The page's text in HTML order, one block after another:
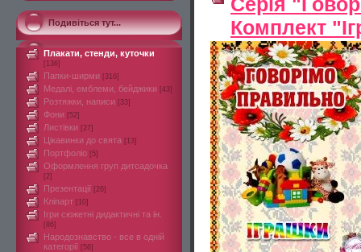
Подивіться тут...
Плакати, стенди, куточки
[136]
Папки-ширми [316]
Медалі, емблеми, бейджики [43]
Розтяжки, написи [33]
Фони [52]
Листівки [27]
Цікавинки до свята [13]
Портфоліо [5]
Оформлення груп дитсадочка
[2]
Презентації [26]
Кліпарт [10]
Ігри сюжетні дидактичні та ін.
[86]
Народознавство - все в одній
категорії [56]
Комплект